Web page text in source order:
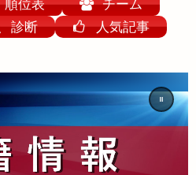
順位表
チーム
診断 人気記事